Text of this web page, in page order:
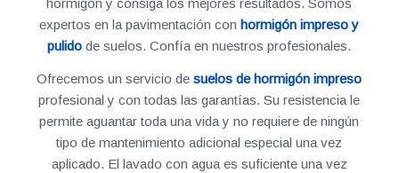
hormigón y consiga los mejores resultados. Somos
expertos en la pavimentación conhormigón impreso y
pulido de suelos. Confía en nuestros profesionales.
Ofrecemos un servicio desuelos de hormigón impreso
profesional y con todas las garantías. Su resistencia le
permite aguantar toda una vida y no requiere de ningún
tipo de mantenimiento adicional especial una vez
aplicado. El lavado con agua es suficiente una vez